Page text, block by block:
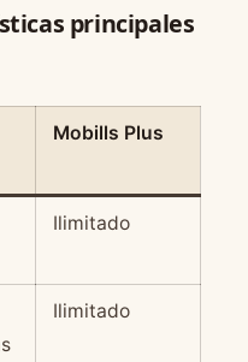
principales
Mobills Plus
Ilimitado
Ilimitado